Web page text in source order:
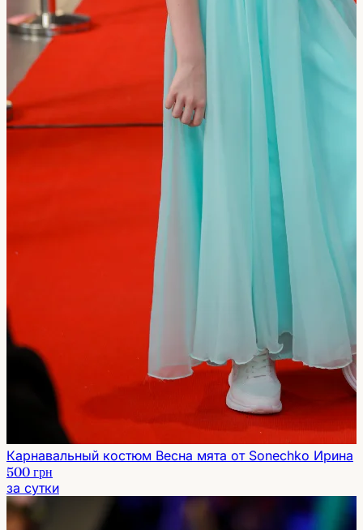
Карнавальный костюм Весна мята от Sonechko Ирина
500 грн
за сутки